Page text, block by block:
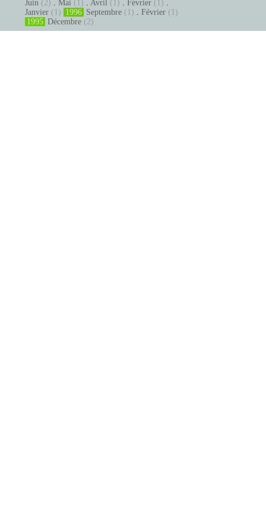
Juin (2) . Mai (1) . Avril (1) . Février (1) .
Janvier (1) 1996 Septembre (1) . Février (1)
1995 Décembre (2)